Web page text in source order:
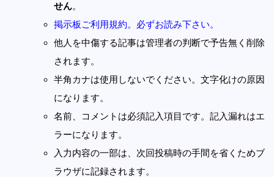
せん。
掲示板ご利用規約。必ずお読み下さい。
他人を中傷する記事は管理者の判断で予告無く削除
されます。
半角カナは使用しないでください。文字化けの原因
になります。
名前、コメントは必須記入項目です。記入漏れはエ
ラーになります。
入力内容の一部は、次回投稿時の手間を省くためブ
ラウザに記録されます。